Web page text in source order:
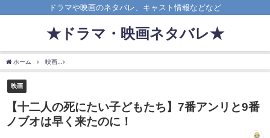
ドラマや映画のネタバレ、キャスト情報などなど
★ドラマ・映画ネタバレ★
ホーム 映画
映画
【十二人の死にたい子どもたち】7番アンリと9番
ノブオは早く来たのに！